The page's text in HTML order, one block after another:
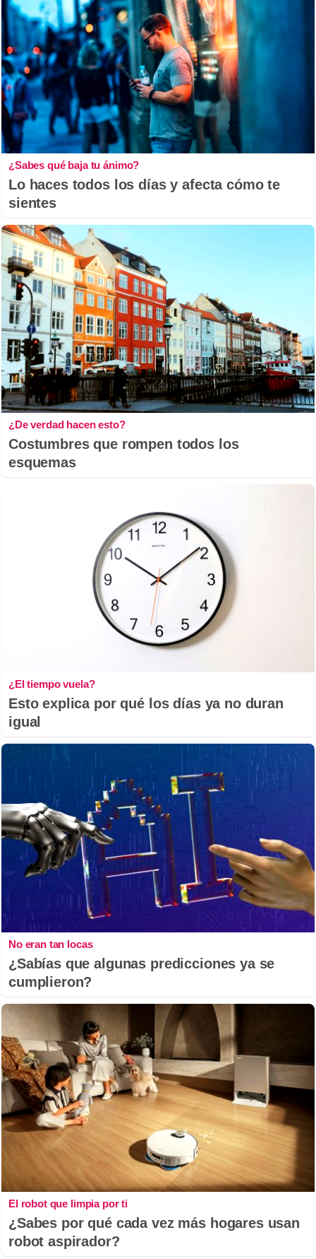
¿Sabes qué baja tu ánimo?
Lo haces todos los días y afecta cómo te
sientes
¿De verdad hacen esto?
Costumbres que rompen todos los
esquemas
¿El tiempo vuela?
Esto explica por qué los días ya no duran
igual
No eran tan locas
¿Sabías que algunas predicciones ya se
cumplieron?
El robot que limpia por ti
¿Sabes por qué cada vez más hogares usan
robot aspirador?